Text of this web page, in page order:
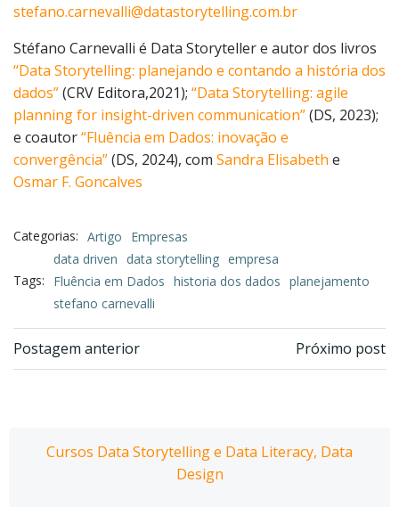
stefano.carnevalli@datastorytelling.com.br
Stéfano Carnevalli é Data Storyteller e autor dos livros
“Data Storytelling: planejando e contando a história dos
dados”(CRV Editora,2021); “Data Storytelling: agile
planning for insight-driven communication”(DS, 2023);
e coautor“Fluência em Dados: inovação e
convergência”(DS, 2024), com Sandra Elisabeth e
Osmar F. Goncalves
Categorias: Artigo Empresas
Tags:
data driven data storytelling empresa
Fluência em Dados historia dos dados planejamento
stefano carnevalli
Navegação
Postagem anterior
Navegação
Próximo post
Cursos Data Storytelling e Data Literacy, Data
Design